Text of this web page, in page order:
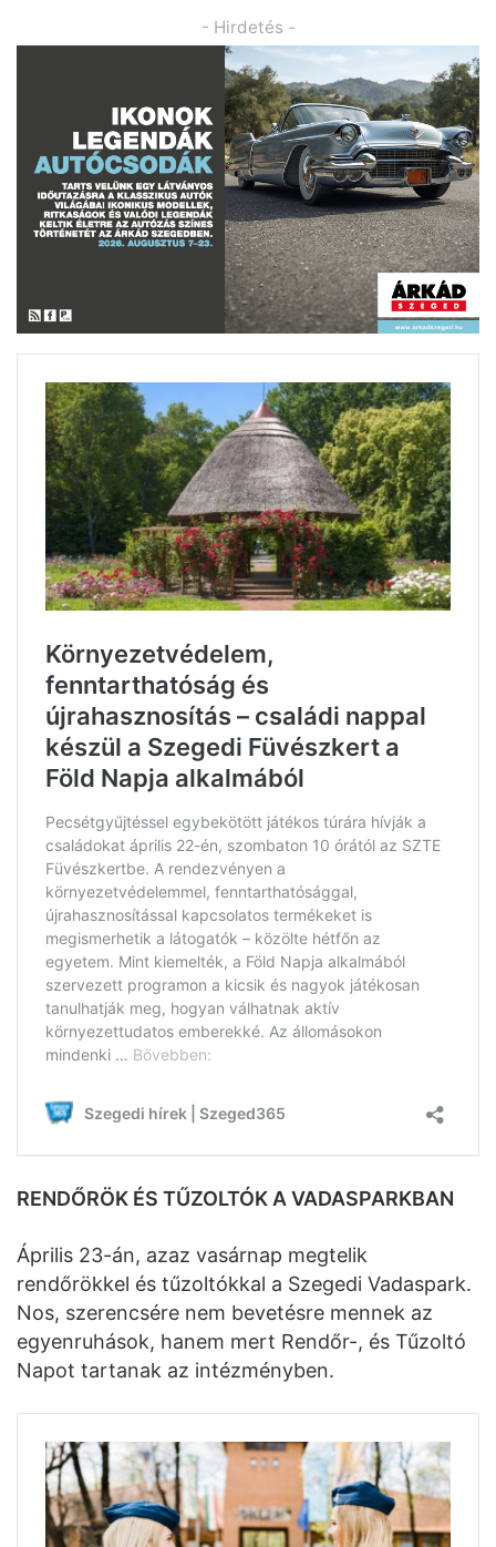
- Hirdetés -
RENDŐRÖK ÉS TŰZOLTÓK A VADASPARKBAN
Április 23-án, azaz vasárnap megtelik
rendőrökkel és tűzoltókkal a Szegedi Vadaspark.
Nos, szerencsére nem bevetésre mennek az
egyenruhások, hanem mert Rendőr-, és Tűzoltó
Napot tartanak az intézményben.